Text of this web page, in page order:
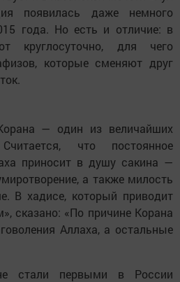
появилась даже немного
года. Но есть и отличие: в
круглосуточно, для чего
которые сменяют друг
— один из величайших
что постоянное
приносит в душу сакина —
а также милость
В хадисе, который приводит
сказано: «По причине Корана
Аллаха, а остальные
стали первыми в России